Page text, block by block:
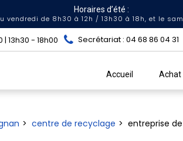
Horaires d’été :
vendredi de 8h30 à 12h / 13h30 à 18h, et le
13h30 - 18h00 Secrétariat : 04 68 86 04 31
Accueil Achat
centre de recyclage entreprise